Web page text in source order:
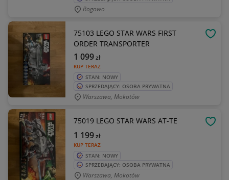
Rogowo
75103 LEGO STAR WARS FIRST
ORDER TRANSPORTER
KUP TERAZ
1 099zł
STAN: NOWY
SPRZEDAJĄCY: OSOBA PRYWATNA
Warszawa, Mokotów
75019 LEGO STAR WARS AT-TE
KUP TERAZ
1 199zł
STAN: NOWY
SPRZEDAJĄCY: OSOBA PRYWATNA
Warszawa, Mokotów